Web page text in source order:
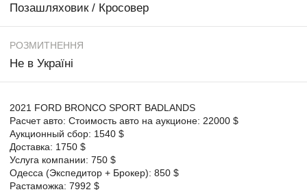
Позашляховик / Кросовер
РОЗМИТНЕННЯ
Не в Україні
2021 FORD BRONCO SPORT BADLANDS
Расчет авто: Стоимость авто на аукционе: 22000 $
Аукционный сбор: 1540 $
Доставка: 1750 $
Услуга компании: 750 $
Одесса (Экспедитор + Брокер): 850 $
Растаможка: 7992 $